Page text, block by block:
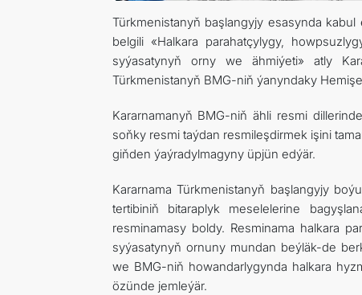
Türkmenistanyň başlangyjy esasynda
belgili «Halkara parahatçylygy,
syýasatynyň orny we ähmiýeti» atly
Türkmenistanyň BMG-niň ýanyndaky
Kararnamanyň BMG-niň ähli resmi
soňky resmi taýdan resmileşdirmek işini
giňden ýaýradylmagyny üpjün edýär.
Kararnama Türkmenistanyň başlangyjy
tertibiniň bitaraplyk meselelerine
resminamasy boldy. Resminama halkara
syýasatynyň ornuny mundan beýläk-de
we BMG-niň howandarlygynda halkara
özünde jemleýär.